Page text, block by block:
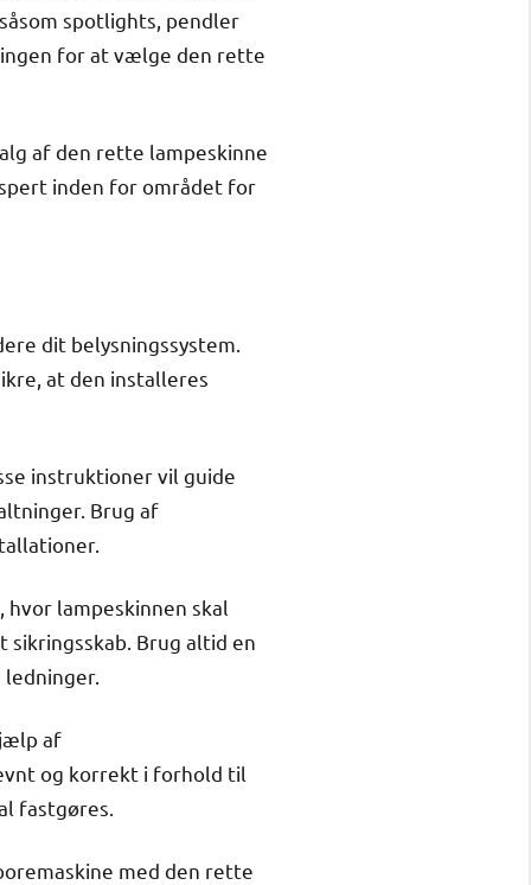
spotlights, pendler
for at vælge den rette
af den rette lampeskinne
inden for området for
dit belysningssystem.
at den installeres
instruktioner vil guide
Brug af
lampeskinnen skal
Brug altid en
af
og korrekt i forhold til
fastgøres.
med den rette